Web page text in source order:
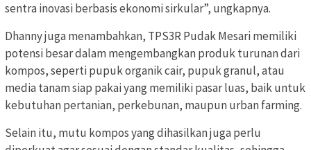
sentra inovasi berbasis ekonomi sirkular”, ungkapnya.
Dhanny juga menambahkan, TPS3R Pudak Mesari memiliki
potensi besar dalam mengembangkan produk turunan dari
kompos, seperti pupuk organik cair, pupuk granul, atau
media tanam siap pakai yang memiliki pasar luas, baik untuk
kebutuhan pertanian, perkebunan, maupun urban farming.
Selain itu, mutu kompos yang dihasilkan juga perlu